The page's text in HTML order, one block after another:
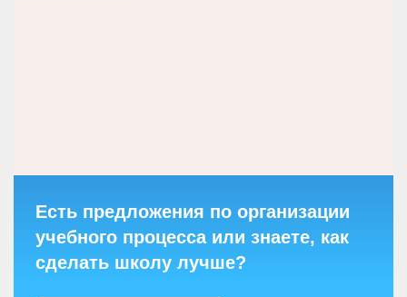
Есть предложения по организации
учебного процесса или знаете, как
сделать школу лучше?